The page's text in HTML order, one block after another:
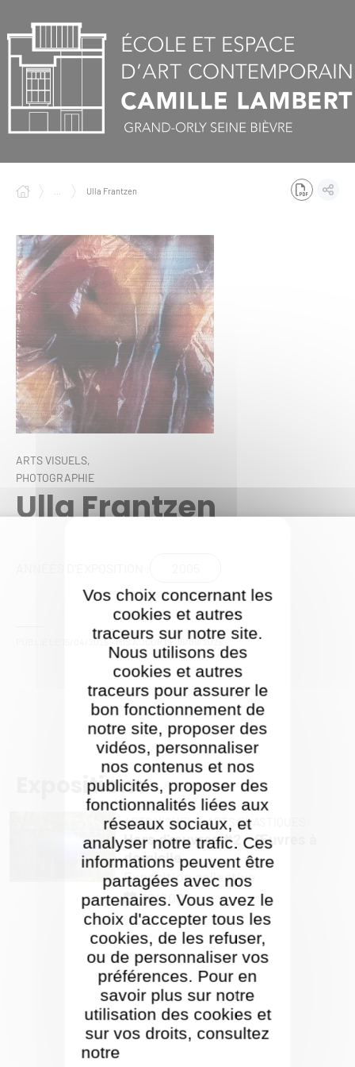
Vos choix concernant les
cookies et autres
traceurs sur notre site.
Nous utilisons des
cookies et autres
traceurs pour assurer le
bon fonctionnement de
notre site, proposer des
vidéos, personnaliser
nos contenus et nos
publicités, proposer des
fonctionnalités liées aux
réseaux sociaux, et
analyser notre trafic. Ces
informations peuvent être
partagées avec nos
partenaires. Vous avez le
choix d'accepter tous les
cookies, de les refuser,
ou de personnaliser vos
préférences. Pour en
savoir plus sur notre
utilisation des cookies et
sur vos droits, consultez
notre
Ulla Frantzen
ARTS VISUELS,
PHOTOGRAPHIE
Ulla Frantzen
15/04/2025- MIS À JOUR LE16/09/2025
Expositions
ARTS VISUELS,ARTS PLASTIQUES
Hors d'œuvres #2 - Œuvres à
domicile
Exposition collective
06/2005